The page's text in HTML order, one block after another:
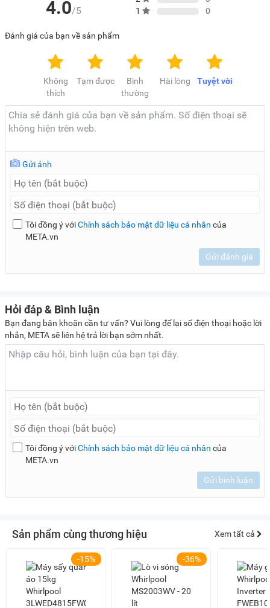
vào quần áo khi giặt, nâng cao độ bền cho thiết bị.
Lưu ý:Hình ảnh sản phẩm chỉ có tính chất minh họa, chi tiết
đổi tùy theo sản phẩm thực tế mà không cần thông báo
4.0/5
1
0
Đánh giá của bạn về sản phẩm
Tuyệt vời
Hài lòng
Bình
thường
Tạm được
Không
thích
Gửi ảnh
Tôi đồng ý vớiChính sách bảo mật dữ liệu cá nhân của
META.vn
Gửi đánh giá
Hỏi đáp & Bình luận
Bạn đang băn khoăn cần tư vấn? Vui lòng để lại số điện thoại hoặc lời
nhắn, META sẽ liên hệ trả lời bạn sớm nhất.
Tôi đồng ý vớiChính sách bảo mật dữ liệu cá nhân của
META.vn
Gửi bình luận
Sản phẩm cùng thương hiệu Xem tất cả
-15% -36%